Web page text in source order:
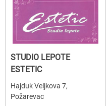
STUDIO LEPOTE
ESTETIC
Hajduk Veljkova 7,
Požarevac